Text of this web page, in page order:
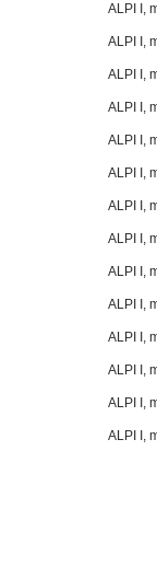
ALPI I,
ALPI I,
ALPI I,
ALPI I,
ALPI I,
ALPI I,
ALPI I,
ALPI I,
ALPI I,
ALPI I,
ALPI I,
ALPI I,
ALPI I,
ALPI I,